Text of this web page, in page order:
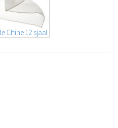
Chine 12 sjaal